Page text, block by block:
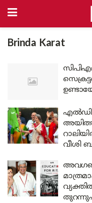
Brinda Karat
വീശി